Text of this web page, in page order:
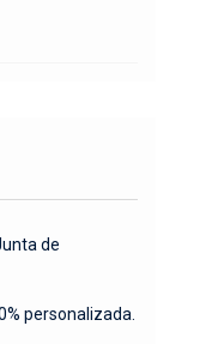
de
personalizada.